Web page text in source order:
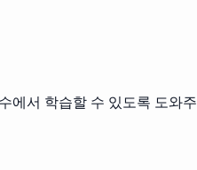
에서 학습할 수 있도록 도와주